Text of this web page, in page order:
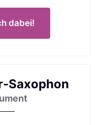
dabei!
Saxophon